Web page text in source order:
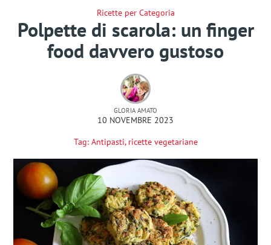
Ricette per Categoria
Polpette di scarola: un finger
food davvero gustoso
GLORIA AMATO
10 NOVEMBRE 2023
Tag: Antipasti, ricette vegetariane